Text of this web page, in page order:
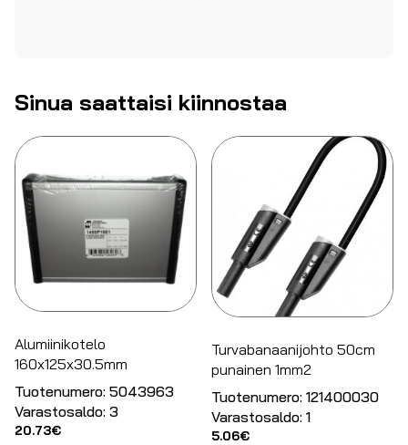
Sinua saattaisi kiinnostaa
Alumiinikotelo
160x125x30.5mm
Tuotenumero: 5043963
Varastosaldo: 3
20.73€
Turvabanaanijohto 50cm
punainen 1mm2
Tuotenumero: 121400030
Varastosaldo: 1
5.06€